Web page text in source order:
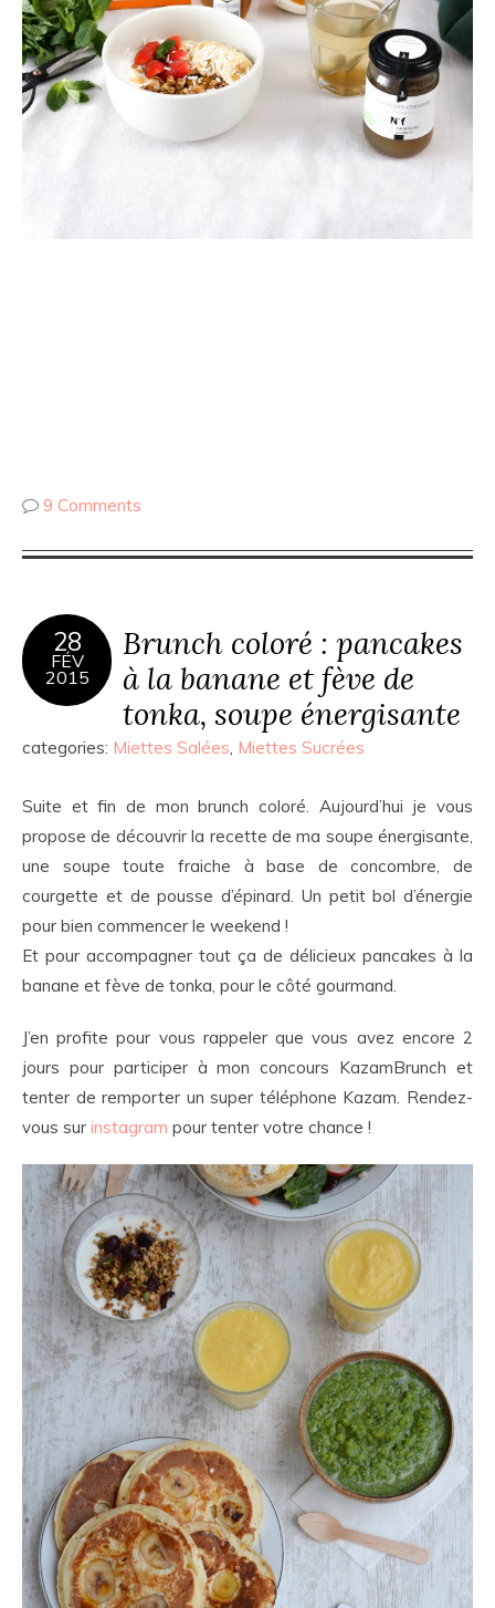
9 Comments
28
FÉV
2015
Brunch coloré : pancakes
à la banane et fève de
tonka, soupe énergisante
categories: Miettes Salées Miettes Sucrées
Suite et fin de mon brunch coloré. Aujourd’hui je vous
propose de découvrir la recette de ma soupe énergisante,
une soupe toute fraiche à base de concombre, de
courgette et de pousse d’épinard. Un petit bol d’énergie
pour bien commencer le weekend !
Et pour accompagner tout ça de délicieux pancakes à la
banane et fève de tonka, pour le côté gourmand.
J’en profite pour vous rappeler que vous avez encore 2
jours pour participer à mon concours KazamBrunch et
tenter de remporter un super téléphone Kazam. Rendez-
vous sur instagram pour tenter votre chance !